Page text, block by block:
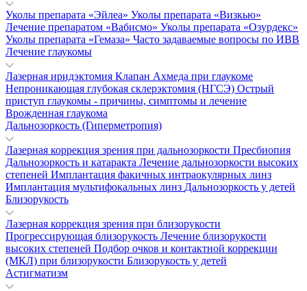
Уколы препарата «Эйлеа» Уколы препарата «Визкью»
Лечение препаратом «Вабисмо» Уколы препарата «Озурдекс»
Уколы препарата «Гемаза» Часто задаваемые вопросы по ИВВ
Лечение глаукомы
Лазерная иридэктомия Клапан Ахмеда при глаукоме
Непроникающая глубокая склерэктомия (НГСЭ) Острый
приступ глаукомы - причины, симптомы и лечение
Врожденная глаукома
Дальнозоркость (Гиперметропия)
Лазерная коррекция зрения при дальнозоркости Пресбиопия
Дальнозоркость и катаракта Лечение дальнозоркости высоких
степеней Имплантация факичных интраокулярных линз
Имплантация мультифокальных линз Дальнозоркость у детей
Близорукость
Лазерная коррекция зрения при близорукости
Прогрессирующая близорукость Лечение близорукости
высоких степеней Подбор очков и контактной коррекции
(МКЛ) при близорукости Близорукость у детей
Астигматизм